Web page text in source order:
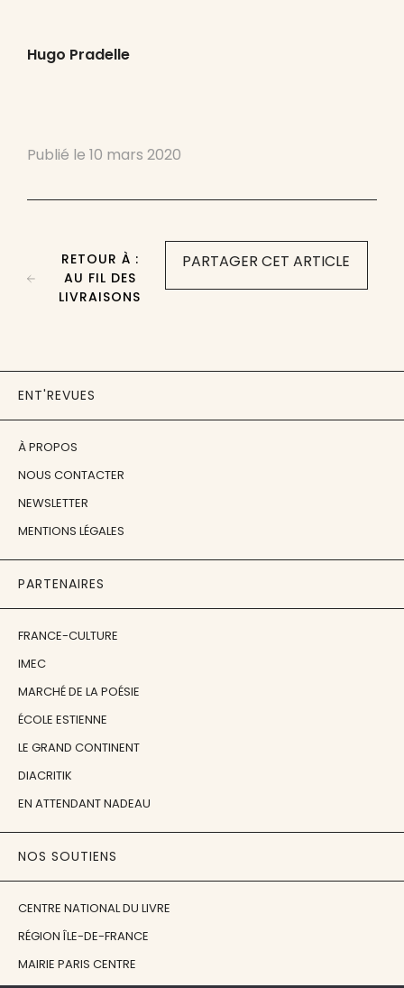
Hugo Pradelle
Publié le 10 mars 2020
PARTAGER CET ARTICLE
RETOUR À :
AU FIL DES
LIVRAISONS
ENT'REVUES
À PROPOS
NOUS CONTACTER
NEWSLETTER
MENTIONS LÉGALES
PARTENAIRES
FRANCE-CULTURE
IMEC
MARCHÉ DE LA POÉSIE
ÉCOLE ESTIENNE
LE GRAND CONTINENT
DIACRITIK
EN ATTENDANT NADEAU
NOS SOUTIENS
CENTRE NATIONAL DU LIVRE
RÉGION ÎLE-DE-FRANCE
MAIRIE PARIS CENTRE